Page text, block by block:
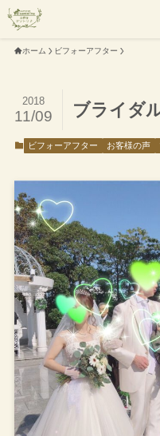
ホーム ビフォーアフター
ブライダ
2018
11/09
ビフォーアフター お客様の声